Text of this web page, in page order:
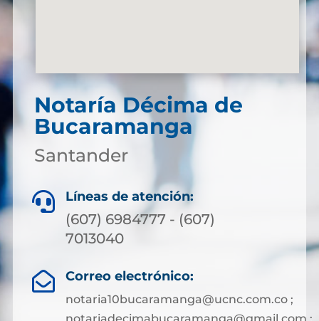
Notaría Décima de
Bucaramanga
Santander
 Líneas de atención:
(607) 6984777 - (607)
7013040
 Correo electrónico:
notaria10bucaramanga@ucnc.com.co ;